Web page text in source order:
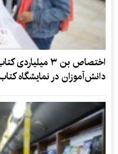
اختصاص بن ۳
دانش‌آموزان در نمایشگاه